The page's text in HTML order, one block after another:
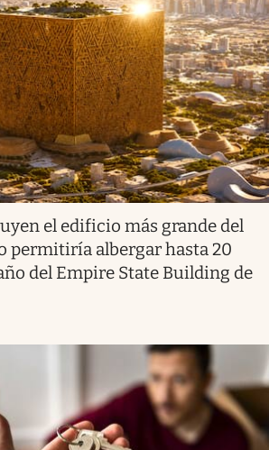
el edificio más grande del
permitiría albergar hasta 20
del Empire State Building de